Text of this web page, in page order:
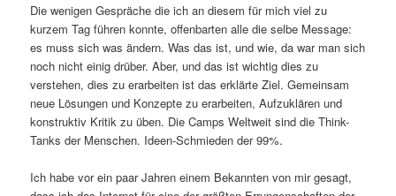
Die wenigen Gespräche die ich an diesem für mich viel zu
kurzem Tag führen konnte, offenbarten alle die selbe Message:
es muss sich was ändern. Was das ist, und wie, da war man sich
noch nicht einig drüber. Aber, und das ist wichtig dies zu
verstehen, dies zu erarbeiten ist das erklärte Ziel. Gemeinsam
neue Lösungen und Konzepte zu erarbeiten, Aufzuklären und
konstruktiv Kritik zu üben. Die Camps Weltweit sind die Think-
Tanks der Menschen. Ideen-Schmieden der 99%.
Ich habe vor ein paar Jahren einem Bekannten von mir gesagt,